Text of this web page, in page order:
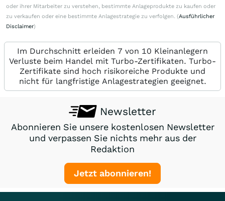
oder ihrer Mitarbeiter zu verstehen, bestimmte Anlageprodukte zu kaufen oder
zu verkaufen oder eine bestimmte Anlagestrategie zu verfolgen. (Ausführlicher
Disclaimer)
Im Durchschnitt erleiden 7 von 10 Kleinanlegern
Verluste beim Handel mit Turbo-Zertifikaten. Turbo-
Zertifikate sind hoch risikoreiche Produkte und
nicht für langfristige Anlagestrategien geeignet.
Newsletter
Abonnieren Sie unsere kostenlosen Newsletter
und verpassen Sie nichts mehr aus der
Redaktion
Jetzt abonnieren!